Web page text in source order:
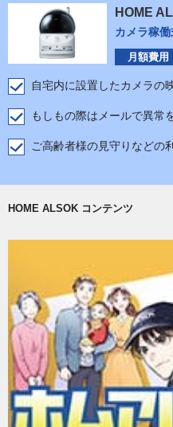
HOME
カメラ稼働
月額費用
自宅内に設置したカメラの
もしもの際はメールで異常
ご高齢者様の見守りなどの
HOME ALSOK コンテンツ